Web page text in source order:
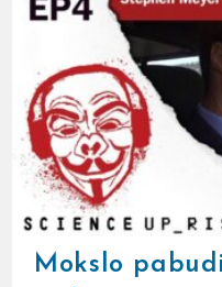
Mokslo